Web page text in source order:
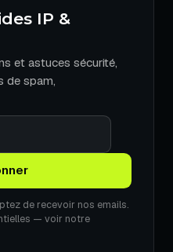
IP &
et astuces sécurité,
de spam,
de recevoir nos emails.
— voir notre